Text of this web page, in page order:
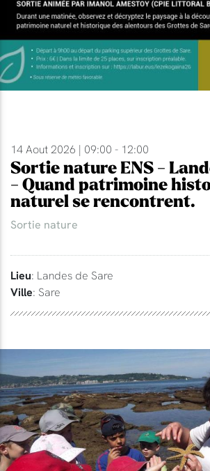
14 Aout 2026 | 09:00 - 12:00
Sortie nature ENS -
- Quand patrimoine
naturel se rencontrent.
Sortie nature
Lieu: Landes de Sare
Ville: Sare